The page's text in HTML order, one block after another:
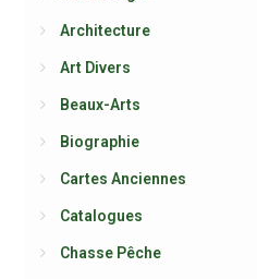
Architecture
Art Divers
Beaux-Arts
Biographie
Cartes Anciennes
Catalogues
Chasse Pêche